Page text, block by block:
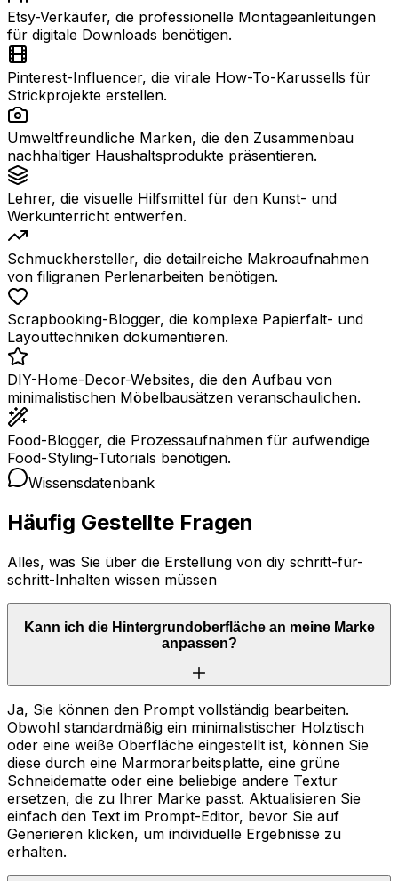
Etsy-Verkäufer, die professionelle Montageanleitungen
für digitale Downloads benötigen.
Pinterest-Influencer, die virale How-To-Karussells für
Strickprojekte erstellen.
Umweltfreundliche Marken, die den Zusammenbau
nachhaltiger Haushaltsprodukte präsentieren.
Lehrer, die visuelle Hilfsmittel für den Kunst- und
Werkunterricht entwerfen.
Schmuckhersteller, die detailreiche Makroaufnahmen
von filigranen Perlenarbeiten benötigen.
Scrapbooking-Blogger, die komplexe Papierfalt- und
Layouttechniken dokumentieren.
DIY-Home-Decor-Websites, die den Aufbau von
minimalistischen Möbelbausätzen veranschaulichen.
Food-Blogger, die Prozessaufnahmen für aufwendige
Food-Styling-Tutorials benötigen.
Wissensdatenbank
Häufig Gestellte Fragen
Alles, was Sie über die Erstellung von diy schritt-für-
schritt-Inhalten wissen müssen
Kann ich die Hintergrundoberfläche an meine Marke
anpassen?
Ja, Sie können den Prompt vollständig bearbeiten.
Obwohl standardmäßig ein minimalistischer Holztisch
oder eine weiße Oberfläche eingestellt ist, können Sie
diese durch eine Marmorarbeitsplatte, eine grüne
Schneidematte oder eine beliebige andere Textur
ersetzen, die zu Ihrer Marke passt. Aktualisieren Sie
einfach den Text im Prompt-Editor, bevor Sie auf
Generieren klicken, um individuelle Ergebnisse zu
erhalten.